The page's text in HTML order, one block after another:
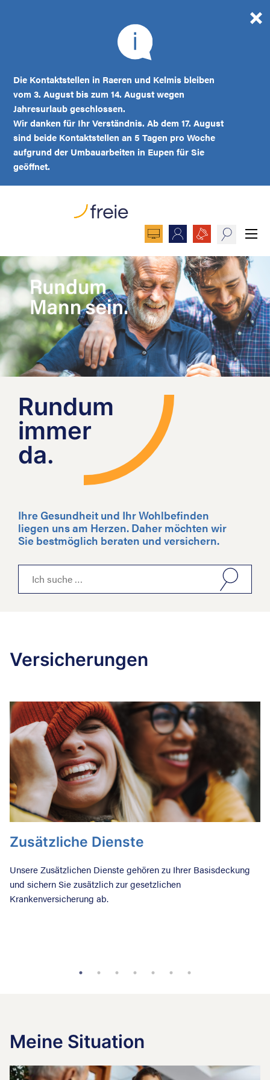
Die Kontaktstellen in Raeren und Kelmis bleiben
vom 3. August bis zum 14. August wegen
Jahresurlaub geschlossen.
Wir danken für Ihr Verständnis. Ab dem 17. August
sind beide Kontaktstellen an 5 Tagen pro Woche
aufgrund der Umbauarbeiten in Eupen für Sie
geöffnet.
Suche
Rundum
immer
da.
Ihre Gesundheit und Ihr Wohlbefinden
liegen uns am Herzen. Daher möchten wir
Sie bestmöglich beraten und versichern.
Suche nach:
Versicherungen
Zusätzliche Dienste
Unsere Zusätzlichen Dienste gehören zu Ihrer Basisdeckung
und sichern Sie zusätzlich zur gesetzlichen
Krankenversicherung ab.
Meine Situation